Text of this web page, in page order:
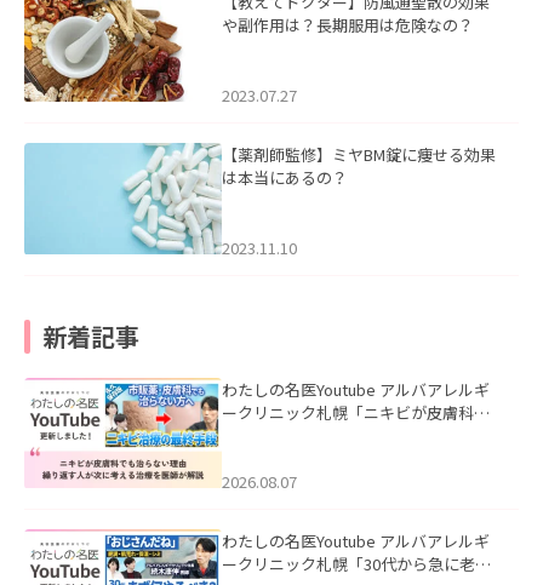
や副作用は？長期服用は危険なの？
2023.07.27
【薬剤師監修】ミヤBM錠に痩せる効果
は本当にあるの？
2023.11.10
新着記事
わたしの名医Youtube アルバアレルギ
ークリニック札幌「ニキビが皮膚科で
ました。
2026.08.07
わたしの名医Youtube アルバアレルギ
ークリニック札幌「30代から急に老け